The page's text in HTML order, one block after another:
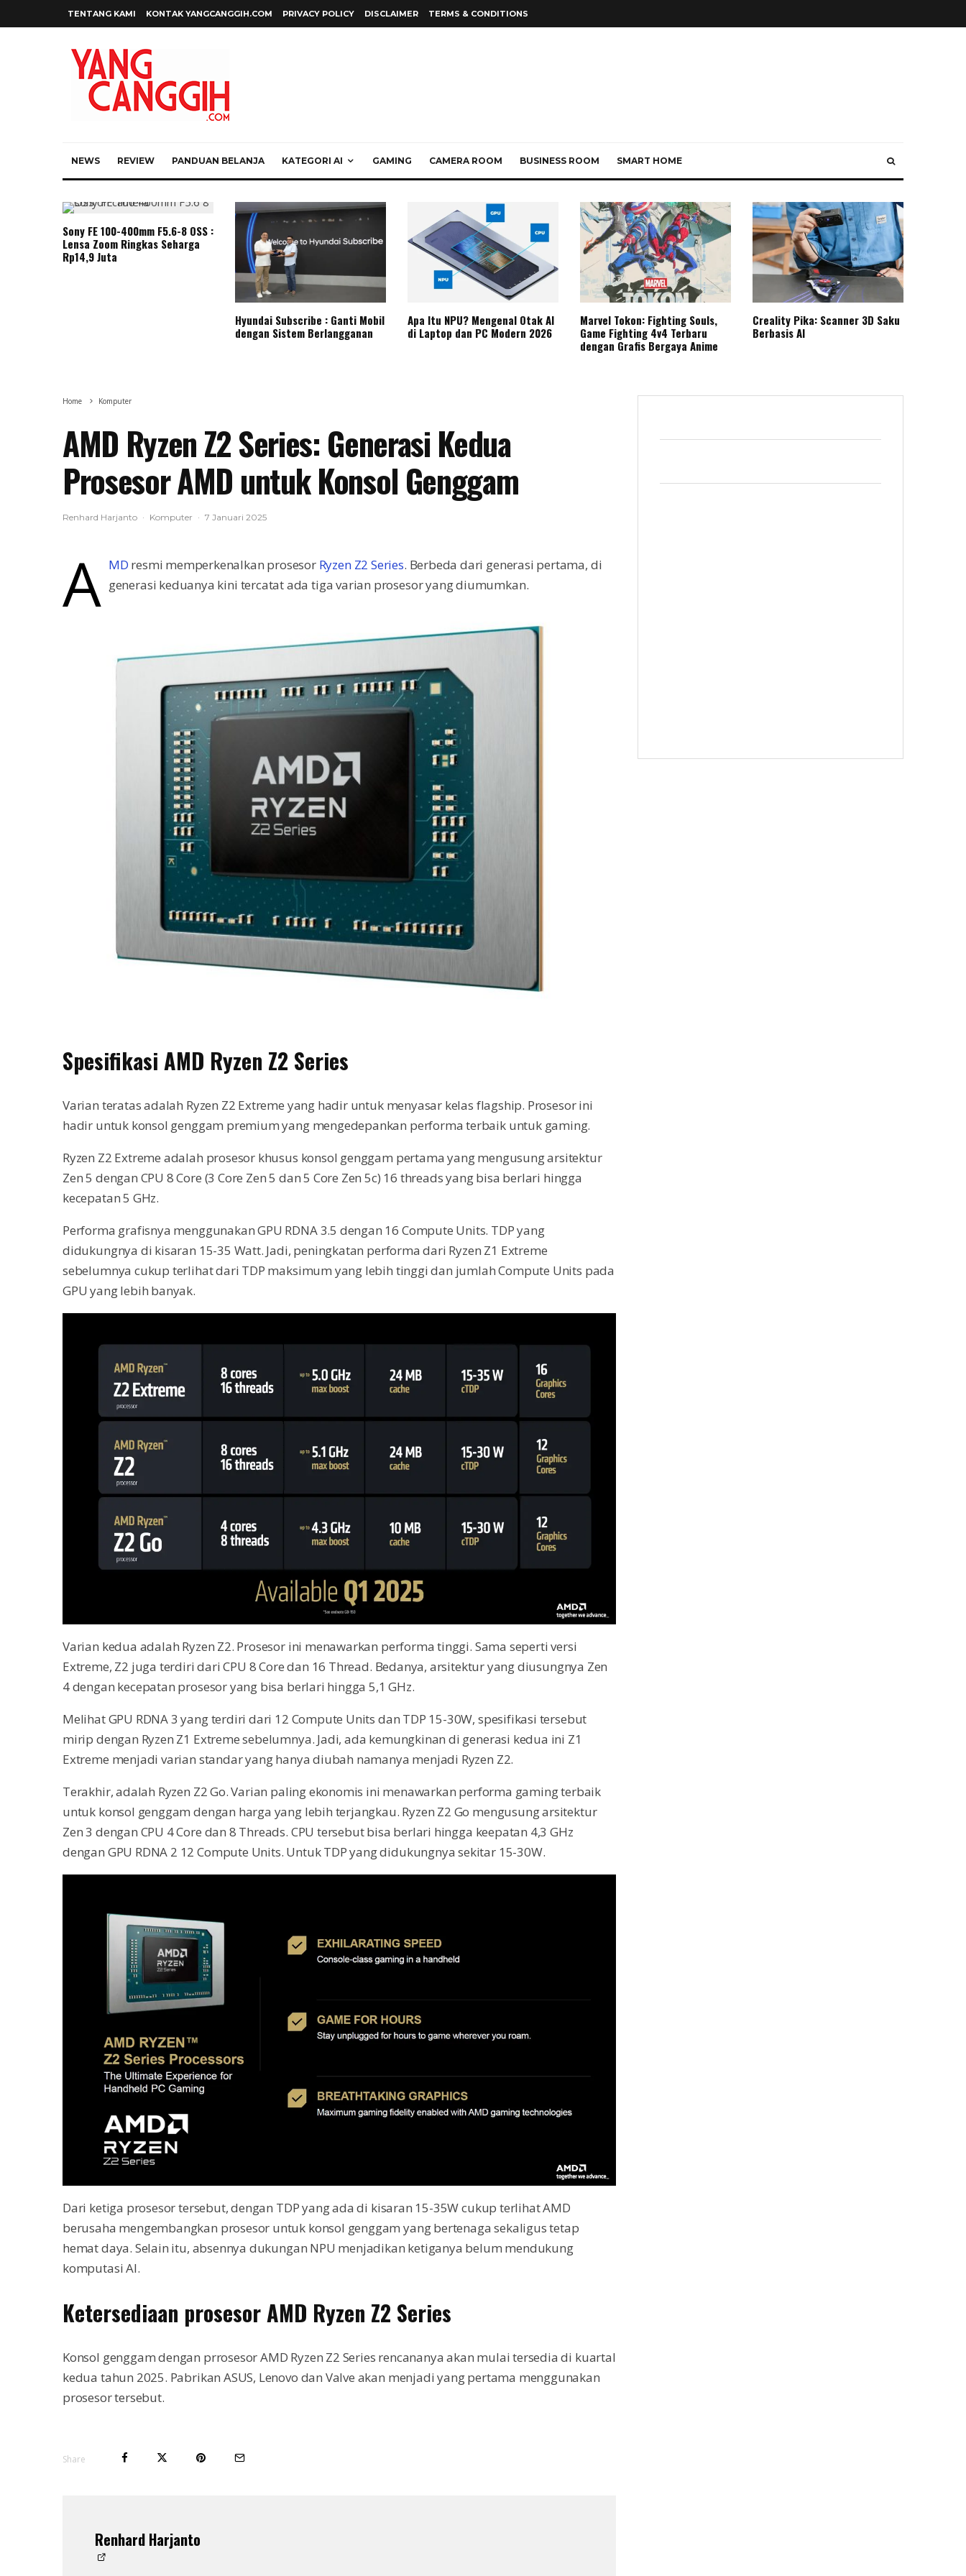
TENTANG KAMI KONTAK YANGCANGGIH.COM PRIVACY POLICY DISCLAIMER TERMS & CONDITIONS
NEWS REVIEW PANDUAN BELANJA KATEGORI AI GAMING CAMERA ROOM BUSINESS ROOM SMART HOME
Sony FE 100-400mm F5.6-8 OSS :
Lensa Zoom Ringkas Seharga
Rp14,9 Juta
Hyundai Subscribe : Ganti Mobil
dengan Sistem Berlangganan
Apa Itu NPU? Mengenal Otak AI
di Laptop dan PC Modern 2026
Marvel Tokon: Fighting Souls,
Game Fighting 4v4 Terbaru
dengan Grafis Bergaya Anime
Creality Pika: Scanner 3D Saku
Berbasis AI
Home Komputer
AMD Ryzen Z2 Series: Generasi Kedua
Prosesor AMD untuk Konsol Genggam
Renhard Harjanto · Komputer · 7 Januari 2025
A MD resmi memperkenalkan prosesor Ryzen Z2 Series. Berbeda dari generasi pertama, di
generasi keduanya kini tercatat ada tiga varian prosesor yang diumumkan.
Spesifikasi AMD Ryzen Z2 Series
Varian teratas adalah Ryzen Z2 Extreme yang hadir untuk menyasar kelas flagship. Prosesor ini
hadir untuk konsol genggam premium yang mengedepankan performa terbaik untuk gaming.
Ryzen Z2 Extreme adalah prosesor khusus konsol genggam pertama yang mengusung arsitektur
Zen 5 dengan CPU 8 Core (3 Core Zen 5 dan 5 Core Zen 5c) 16 threads yang bisa berlari hingga
kecepatan 5 GHz.
Performa grafisnya menggunakan GPU RDNA 3.5 dengan 16 Compute Units. TDP yang
didukungnya di kisaran 15-35 Watt. Jadi, peningkatan performa dari Ryzen Z1 Extreme
sebelumnya cukup terlihat dari TDP maksimum yang lebih tinggi dan jumlah Compute Units pada
GPU yang lebih banyak.
Varian kedua adalah Ryzen Z2. Prosesor ini menawarkan performa tinggi. Sama seperti versi
Extreme, Z2 juga terdiri dari CPU 8 Core dan 16 Thread. Bedanya, arsitektur yang diusungnya Zen
4 dengan kecepatan prosesor yang bisa berlari hingga 5,1 GHz.
Melihat GPU RDNA 3 yang terdiri dari 12 Compute Units dan TDP 15-30W, spesifikasi tersebut
mirip dengan Ryzen Z1 Extreme sebelumnya. Jadi, ada kemungkinan di generasi kedua ini Z1
Extreme menjadi varian standar yang hanya diubah namanya menjadi Ryzen Z2.
Terakhir, adalah Ryzen Z2 Go. Varian paling ekonomis ini menawarkan performa gaming terbaik
untuk konsol genggam dengan harga yang lebih terjangkau. Ryzen Z2 Go mengusung arsitektur
Zen 3 dengan CPU 4 Core dan 8 Threads. CPU tersebut bisa berlari hingga keepatan 4,3 GHz
dengan GPU RDNA 2 12 Compute Units. Untuk TDP yang didukungnya sekitar 15-30W.
Dari ketiga prosesor tersebut, dengan TDP yang ada di kisaran 15-35W cukup terlihat AMD
berusaha mengembangkan prosesor untuk konsol genggam yang bertenaga sekaligus tetap
hemat daya. Selain itu, absennya dukungan NPU menjadikan ketiganya belum mendukung
komputasi AI.
Ketersediaan prosesor AMD Ryzen Z2 Series
Konsol genggam dengan prrosesor AMD Ryzen Z2 Series rencananya akan mulai tersedia di kuartal
kedua tahun 2025. Pabrikan ASUS, Lenovo dan Valve akan menjadi yang pertama menggunakan
prosesor tersebut.
Share
Renhard Harjanto